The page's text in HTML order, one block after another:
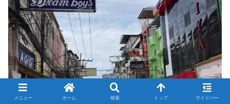
メニュー ホーム 検索 トップ サイドバー